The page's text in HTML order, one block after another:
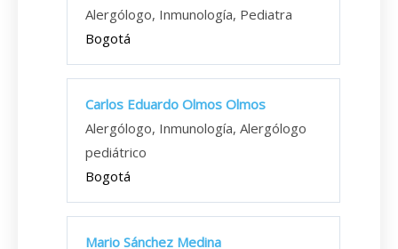
Alergólogo, Inmunología, Pediatra
Bogotá
Carlos Eduardo Olmos Olmos
Alergólogo, Inmunología, Alergólogo
pediátrico
Bogotá
Mario Sánchez Medina